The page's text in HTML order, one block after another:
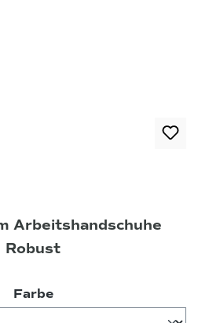
Arbeitshandschuhe
Robust
Farbeauswählen